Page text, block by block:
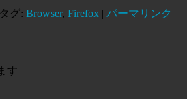
グ: Browser, Firefox | パーマリンク
す